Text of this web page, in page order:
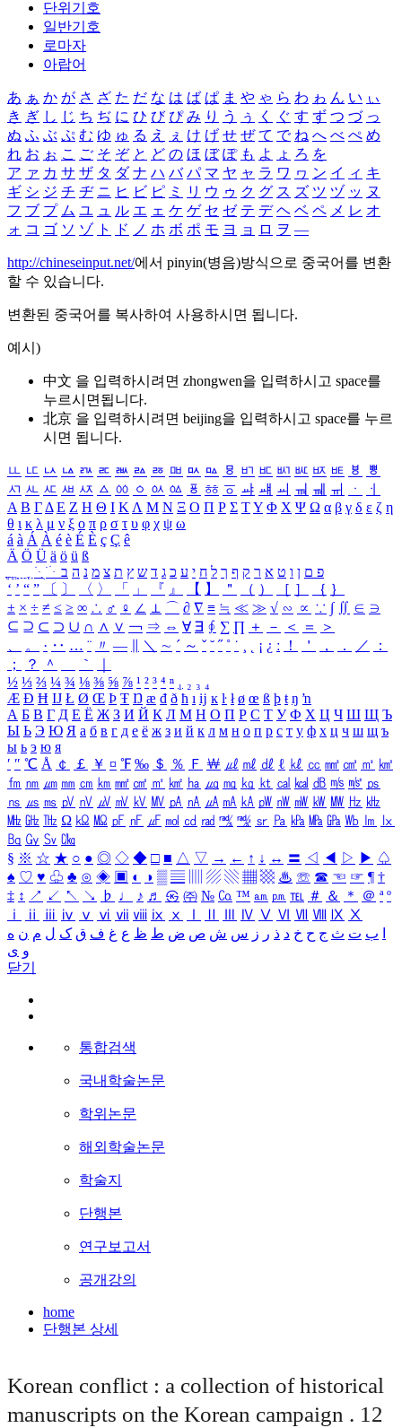
단위기호
일반기호
로마자
아랍어
あ ぁ か が さ ざ た だ な は ば ぱ ま や ゃ ら わ ゎ ん い ぃ
き ぎ し じ ち ぢ に ひ び ぴ み り う ぅ く ぐ す ず つ づ っ
ぬ ふ ぶ ぷ む ゆ ゅ る え ぇ け げ せ ぜ て で ね へ べ ぺ め
れ お ぉ こ ご そ ぞ と ど の ほ ぼ ぽ も よ ょ ろ を
ア ァ カ サ ザ タ ダ ナ ハ バ パ マ ヤ ャ ラ ワ ヮ ン イ ィ キ
ギ シ ジ チ ヂ ニ ヒ ビ ピ ミ リ ウ ゥ ク グ ス ズ ツ ヅ ッ ヌ
フ ブ プ ム ユ ュ ル エ ェ ケ ゲ セ ゼ テ デ ヘ ベ ペ メ レ オ
ォ コ ゴ ソ ゾ ト ド ノ ホ ボ ポ モ ヨ ョ ロ ヲ ―
http://chineseinput.net/에서 pinyin(병음)방식으로 중국어를 변환
할 수 있습니다.
변환된 중국어를 복사하여 사용하시면 됩니다.
예시)
中文 을 입력하시려면 zhongwen을 입력하시고 space를
누르시면됩니다.
北京 을 입력하시려면 beijing을 입력하시고 space를 누르
시면 됩니다.
ㅥ ㅦ ㅧ ㅨ ㅩ ㅪ ㅫ ㅬ ㅭ ㅮ ㅯ ㅰ ㅱ ㅲ ㅳ ㅴ ㅵ ㅶ ㅷ ㅸ
ㅹ
ㅺ ㅻ ㅼ ㅽ ㅾ ㅿ ㆀ ㆁ ㆂ ㆃ ㆄ ㆅ ㆆ ㆇ ㆈ ㆉ ㆊ ㆋ ㆌ ㆍ
ㆎ
Α Β ΓΔ Ε Ζ Η Θ Ι ΚΛ Μ Ν Ξ Ο Π Ρ Σ ΤΥ Φ Χ Ψ Ω α β γ δ ε ζ η
θ ι κ λ μ ν ξ ο π ρ σ τ υ φ χ ψ ω
á à Á À é è É È ç Ç ê
Ä Ö Ü ä ö ü ß
ִֶֹ ֻּ ׁׂ פ ם ן ו ט א ר ק ף ך ל ח י ע כ ג ד ש ץ ת צ מ נ ה ב
‘ ’ “ ” 〔 〕 〈 〉 「 」 『 』 【 】 ＂ （ ） ［ ］ ｛ ｝
± × ÷ ≠ ≤ ≥ ∞ ∴ ♂ ♀ ∠ ⊥ ⌒ ∂ ∇ ≡ ≒ ≪ ≫ √ ∽ ∝ ∵ ∫ ∬ ∈ ∋
⊆ ⊇ ⊂ ⊃ ∪ ∩ ∧ ∨ ￢ ⇒ ⇔ ∀ ∃ ∮ ∑ ∏ ＋ － ＜ ＝
＞
、
。 · ‥ … ¨ 〃 ― ＼ ∼ ´ ～ ˇ ˘ ˝ ˚ ˙ ¸ ¡ ¿ ː ！ ＇ ， ． ／
：
；
？ ＾ ｀
½ ⅓ ⅔ ¼ ¾ ⅛ ⅜ ⅝ ⅞ ¹ ² ³ ⁴ ⁿ ₁ ₂ ₃ ₄
Æ Ð Ħ Ĳ Ł Ø Œ Þ Ŧ Ŋ æ đ ð ħ ı ĳ ĸ ŀ ł ø œ ß þ ŧ ŋ ŉ
А Б В Г Д Е Ё Ж З И Й К Л М Н О П Р С Т У Ф Х Ц Ч Ш Щ Ъ
Ы Ь Э Ю Я а б в г д е ё ж з и й к л м н о п р с т у ф х ц ч ш щ ъ
ы ь э ю я
′ ″ ℃ Å ￠ ￡ ￥ ¤ ℉ ‰ ＄ ％ Ｆ ￦ ㎕ ㎖ ㎗ ℓ ㎘ ㏄ ㎣ ㎤ ㎥ ㎦
㎙ ㎚ ㎛ ㎜ ㎝ ㎞ ㎟ ㎠ ㎡ ㎢ ㏊ ㎍ ㎎ ㎏ ㏏ ㎈ ㎉ ㏈ ㎧ ㎨ ㎰
㎱ ㎲ ㎳ ㎴ ㎵ ㎶ ㎷ ㎸ ㎹ ㎀ ㎁ ㎂ ㎃ ㎄ ㎺ ㎻ ㎽ ㎾ ㎿ ㎐ ㎑
㎒ ㎓ ㎔ Ω ㏀ ㏁ ㎊ ㎋ ㎌ ㏖ ㏅ ㎭ ㎮ ㎯ ㏛ ㎩ ㎪ ㎫ ㎬ ㏝ ㏐
㏓
㏃ ㏉ ㏜ ㏆
§ ※ ☆ ★ ○ ● ◎ ◇ ◆ □ ■ △ ▽ → ← ↑ ↓ ↔ 〓 ◁ ◀ ▷ ▶ ♤
♠ ♡ ♥ ♧ ♣ ⊙ ◈ ▣ ◐ ◑ ▒ ▤ ▨ ▧ ▦ ▩ ♨ ☏ ☎ ☜ ☞ ¶ †
‡ ↕ ↗ ↙ ↖ ↘ ♭ ♩ ♪ ♬ ㉿ ㈜ № ㏇ ™ ㏂ ㏘ ℡ ＃ ＆ ＊ ＠ ª º
ⅰ
ⅱ ⅲ ⅳ ⅴ ⅵ ⅶ ⅷ ⅸ ⅹ Ⅳ Ⅴ Ⅵ Ⅶ Ⅷ Ⅸ Ⅹ
ب ت ث ج ح خ د ذ ر ز س ش ص ض ط ظ ع غ ف ق ک ل م ن ه
و ی
닫기
통합검색
국내학술논문
학위논문
해외학술논문
학술지
단행본
연구보고서
공개강의
home
단행본 상세
Korean conflict : a collection of historical
manuscripts on the Korean campaign . 12